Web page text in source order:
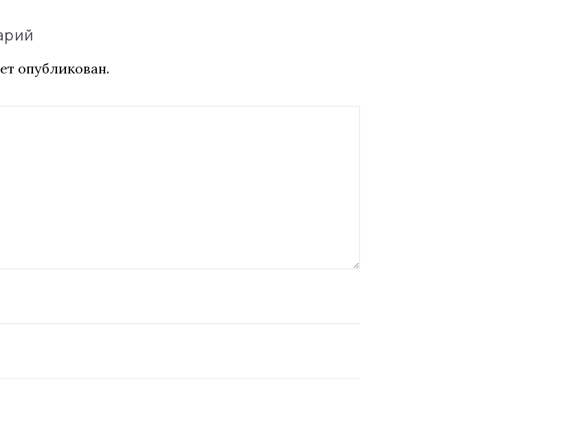
опубликован.